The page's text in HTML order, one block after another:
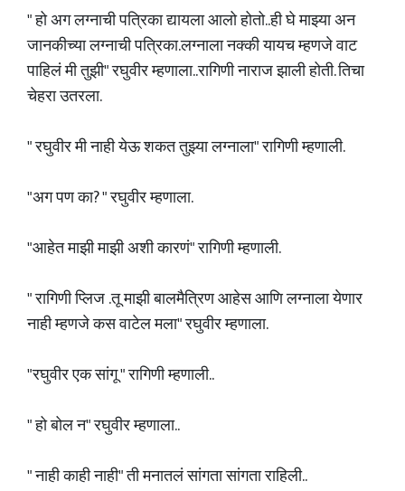
" हो अग लग्नाची पत्रिका द्यायला आलो होतो..ही घे माझ्या अन
जानकीच्या लग्नाची पत्रिका.लग्नाला नक्की यायच म्हणजे वाट
पाहिलं मी तुझी" रघुवीर म्हणाला..रागिणी नाराज झाली होती. तिचा
चेहरा उतरला.
" रघुवीर मी नाही येऊ शकत तुझ्या लग्नाला" रागिणी म्हणाली.
"अग पण का? " रघुवीर म्हणाला.
"आहेत माझी माझी अशी कारणं" रागिणी म्हणाली.
" रागिणी प्लिज .तू माझी बालमैत्रिण आहेस आणि लग्नाला येणार
नाही म्हणजे कस वाटेल मला" रघुवीर म्हणाला.
"रघुवीर एक सांगू " रागिणी म्हणाली..
" हो बोल न" रघुवीर म्हणाला..
" नाही काही नाही" ती मनातलं सांगता सांगता राहिली..